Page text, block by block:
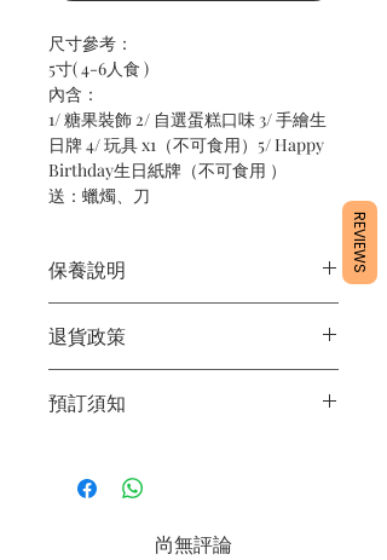
尺寸參考：
5寸( 4-6人食 )
內含：
1/ 糖果裝飾 2/ 自選蛋糕口味 3/ 手繪生
日牌 4/ 玩具 x1（不可食用）5/ Happy
Birthday生日紙牌（不可食用 ）
送：蠟燭、刀
保養說明
度。
2/運送時避免大力搖晃。
3/最佳保存期：3日內食用完畢
退貨政策
作，不設退換。
預訂須知
定日期取貨請提早10-14天前落單🤗2/
下單後24小時內會有專人電郵確認訂單
尚無評論
REVIEWS